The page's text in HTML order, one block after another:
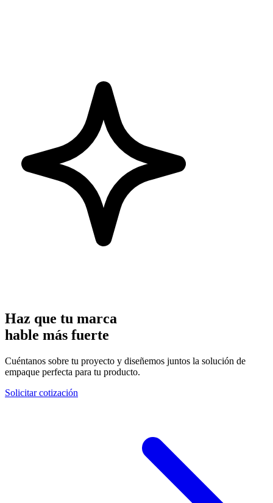
Haz que tu marca
hable más fuerte
Cuéntanos sobre tu proyecto y diseñemos juntos la solución de
empaque perfecta para tu producto.
Solicitar cotización